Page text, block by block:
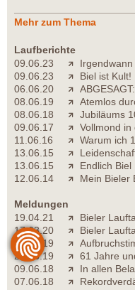
Mehr zum Thema
Laufberichte
09.06.23
09.06.23
Biel ist Kult!
06.06.20
08.06.19
Atemlos
08.06.18
Jubiläums
09.06.17
Vollmond in
11.06.16
Warum ich
13.06.15
13.06.15
Endlich Biel
12.06.14
Mein Bieler
Meldungen
19.04.21
Bieler
17.03.20
Bieler
09.06.19
27.05.19
61 Jahre
09.06.18
In allen
07.06.18